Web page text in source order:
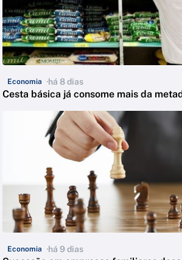
Economia há 8 dias
Cesta básica já consome mais da
Economia há 9 dias